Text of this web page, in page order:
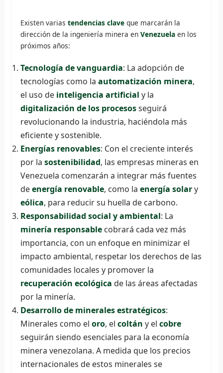
Existen varias tendencias claveque marcarán la
dirección de la ingeniería minera en Venezuelaen los
próximos años:
Tecnología de vanguardia: La adopción de
tecnologías como la automatización minera,
el uso de inteligencia artificial y la
digitalización de los procesosseguirá
revolucionando la industria, haciéndola más
eficiente y sostenible.
Energías renovables: Con el creciente interés
por la sostenibilidad, las empresas mineras en
Venezuela comenzarán a integrar más fuentes
deenergía renovable, como la energía solary
eólica, para reducir su huella de carbono.
Responsabilidad social y ambiental: La
minería responsablecobrará cada vez más
importancia, con un enfoque en minimizar el
impacto ambiental, respetar los derechos de las
comunidades locales y promover la
recuperación ecológica de las áreas afectadas
por la minería.
Desarrollo de minerales estratégicos:
Minerales como el oro, el coltán y el cobre
seguirán siendo esenciales para la economía
minera venezolana. A medida que los precios
internacionales de estos minerales se